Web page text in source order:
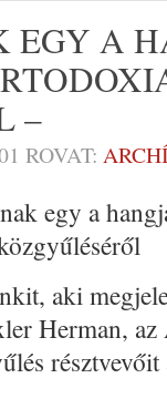
EGY A
–
ROVAT:
egy a
aki
Herman,